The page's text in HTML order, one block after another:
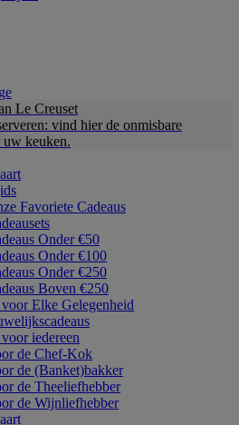
Le Creuset
vind hier de onmisbare
keuken.
Favoriete Cadeaus
Onder €50
Onder €100
Onder €250
Boven €250
voor Elke Gelegenheid
iedereen
de Chef-Kok
de (Banket)bakker
de Theeliefhebber
de Wijnliefhebber